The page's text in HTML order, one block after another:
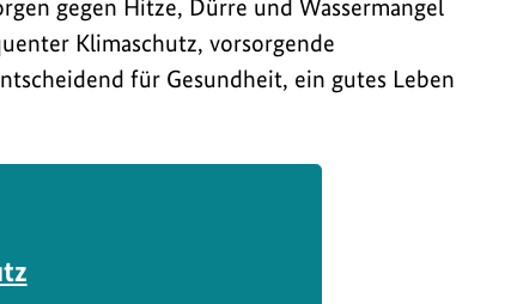
gegen Hitze, Dürre und Wassermangel
Klimaschutz, vorsorgende
für Gesundheit, ein gutes Leben